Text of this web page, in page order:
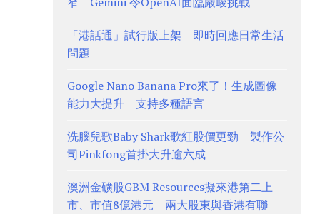
「港話通」試行版上架 即時回應日常生活
問題
Google Nano Banana Pro來了！生成圖像
能力大提升 支持多種語言
洗腦兒歌Baby Shark歌紅股價更勁 製作公
司Pinkfong首掛大升逾六成
澳洲金礦股GBM Resources擬來港第二上
市、市值8億港元 兩大股東與香港有聯